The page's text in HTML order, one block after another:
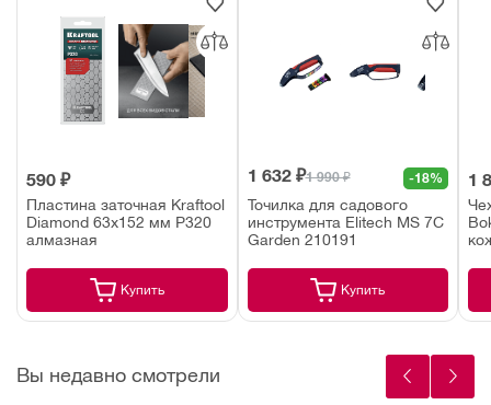
590 ₽
Пластина заточная Kraftool
Diamond 63х152 мм Р320
алмазная
Купить
1 632 ₽1 990 ₽ -18%
Точилка для садового
инструмента Elitech MS 7C
Garden 210191
Купить
1
Вы недавно смотрели